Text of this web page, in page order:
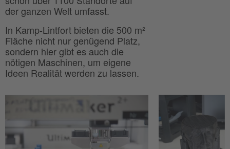
der ganzen Welt umfasst.
In Kamp-Lintfort bieten die 500 m²
Fläche nicht nur genügend Platz,
sondern hier gibt es auch die
nötigen Maschinen, um eigene
Ideen Realität werden zu lassen.